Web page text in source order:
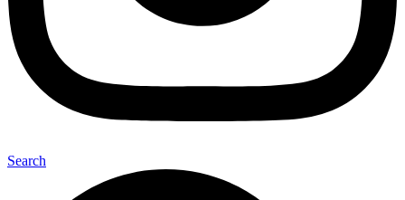
Search